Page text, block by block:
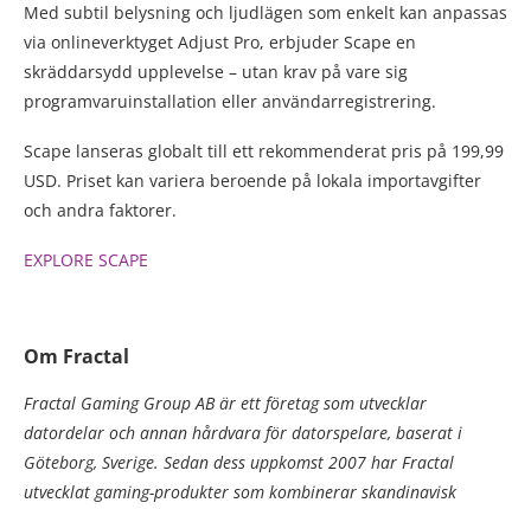
Med subtil belysning och ljudlägen som enkelt kan anpassas
via onlineverktyget Adjust Pro, erbjuder Scape en
skräddarsydd upplevelse – utan krav på vare sig
programvaruinstallation eller användarregistrering.
Scape lanseras globalt till ett rekommenderat pris på 199,99
USD. Priset kan variera beroende på lokala importavgifter
och andra faktorer.
EXPLORE SCAPE
Om Fractal
Fractal Gaming Group AB är ett företag som utvecklar
datordelar och annan hårdvara för datorspelare, baserat i
Göteborg, Sverige. Sedan dess uppkomst 2007 har Fractal
utvecklat gaming-produkter som kombinerar skandinavisk